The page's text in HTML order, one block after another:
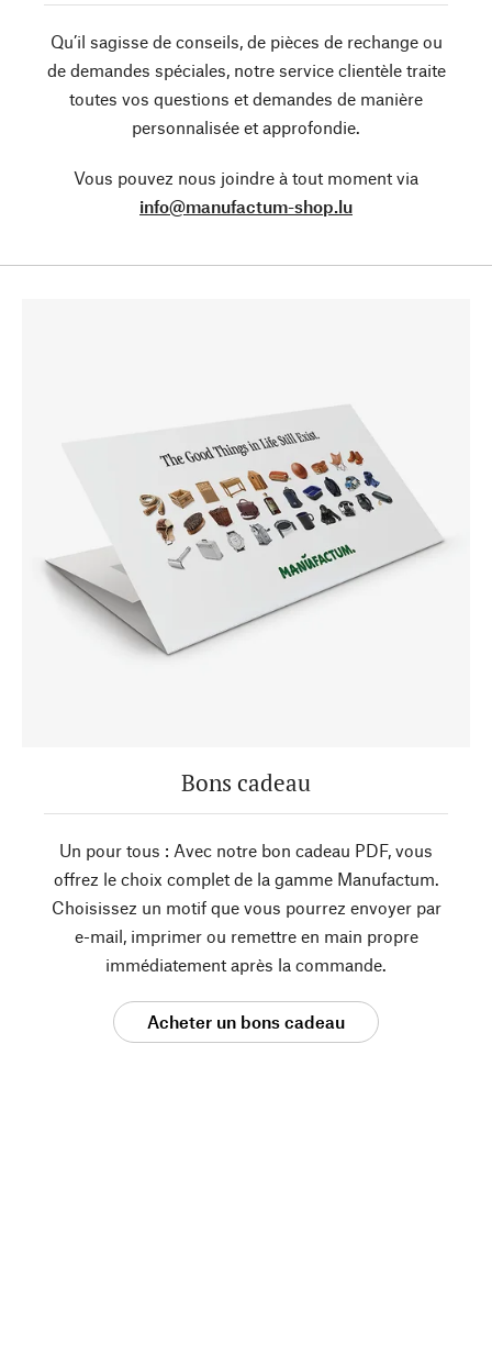
Qu’il sagisse de conseils, de pièces de rechange ou
de demandes spéciales, notre service clientèle traite
toutes vos questions et demandes de manière
personnalisée et approfondie.
Vous pouvez nous joindre à tout moment via
info@manufactum-shop.lu
Bons cadeau
Un pour tous : Avec notre bon cadeau PDF, vous
offrez le choix complet de la gamme Manufactum.
Choisissez un motif que vous pourrez envoyer par
e-mail, imprimer ou remettre en main propre
immédiatement après la commande.
Acheter un bons cadeau